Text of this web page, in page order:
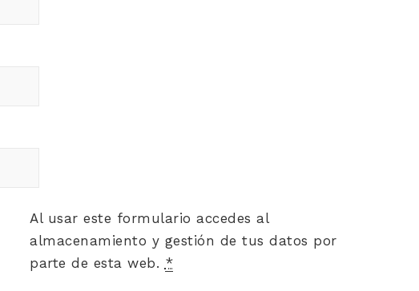
Al usar este formulario accedes al
almacenamiento y gestión de tus datos por
parte de esta web. *